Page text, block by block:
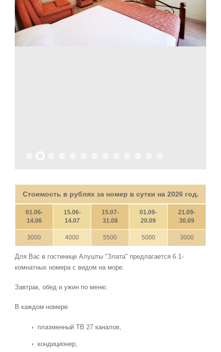
Стоимость в рублях за номер в сутки на 2026 год.
01.06-
14.06
15.06-
14.07
15.07-
31.08
01.09-
20.09
21.09-
30.09
3000 4000 5500 5000 3000
Для Вас в гостинице Алушты "Злата" предлагается 6 1-
комнатных номера с видом на море.
Завтрак, обед и ужин по меню.
В каждом номере:
плазменный ТВ 27 каналов,
кондиционер,